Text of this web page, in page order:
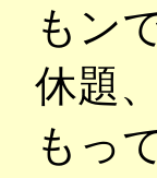
もン
休題
もっ